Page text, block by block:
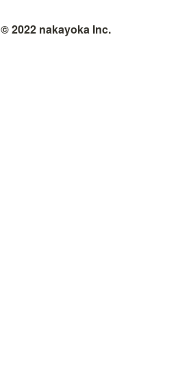
© 2022 nakayoka Inc.